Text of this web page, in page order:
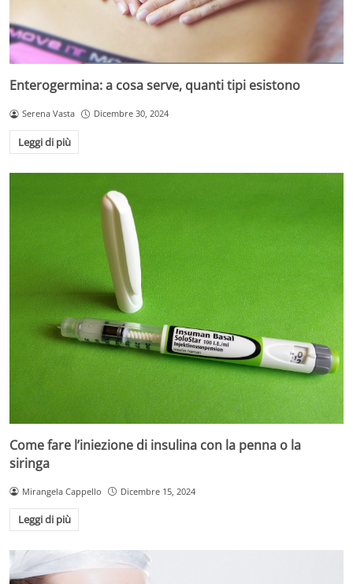
Enterogermina: a cosa serve, quanti tipi esistono
Serena Vasta Dicembre 30, 2024
Leggi di più
Come fare l’iniezione di insulina con la penna o la
siringa
Mirangela Cappello Dicembre 15, 2024
Leggi di più